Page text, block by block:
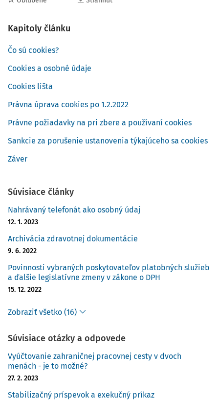
Kapitoly článku
Čo sú cookies?
Cookies a osobné údaje
Cookies lišta
Právna úprava cookies po 1.2.2022
Právne požiadavky na pri zbere a používaní cookies
Sankcie za porušenie ustanovenia týkajúceho sa cookies
Záver
Súvisiace články
Nahrávaný telefonát ako osobný údaj
12. 1. 2023
Archivácia zdravotnej dokumentácie
9. 6. 2022
Povinnosti vybraných poskytovateľov platobných služieb
a ďalšie legislatívne zmeny v zákone o DPH
15. 12. 2022
Zobraziť všetko (16)
Súvisiace otázky a odpovede
Vyúčtovanie zahraničnej pracovnej cesty v dvoch
menách - je to možné?
27. 2. 2023
Stabilizačný príspevok a exekučný príkaz